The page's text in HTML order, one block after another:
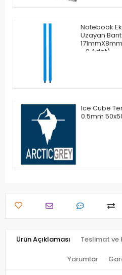
Notebook
Uzayan Bant
- 2 Adet)
Ice Cube
0.5mm
Ürün Açıklaması Teslimat ve
Yorumlar